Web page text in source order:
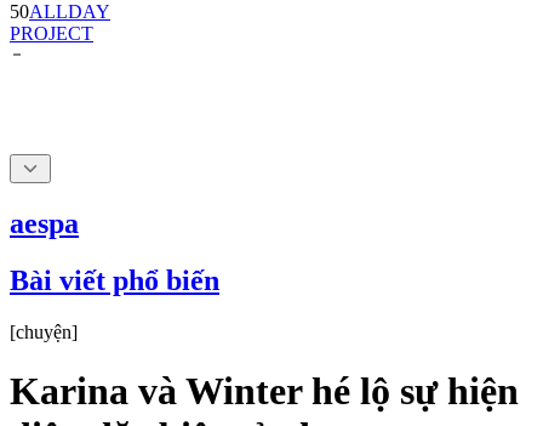
50ALLDAY
PROJECT
aespa
Bài viết phổ biến
[chuyện]
Karina và Winter hé lộ sự hiện